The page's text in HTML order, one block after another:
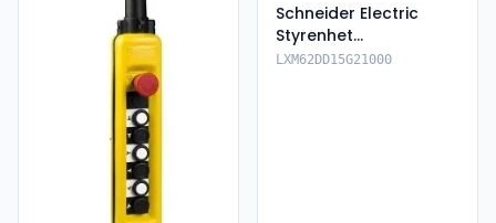
Schneider Electric
Styrenhet
LXM62DD15G21000
LXM62DD15G21000